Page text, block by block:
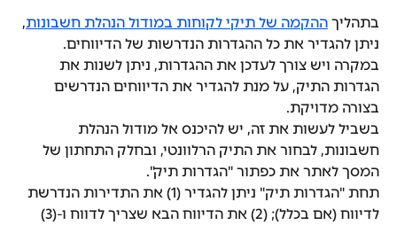
בתהליך ההקמה של תיקי לקוחות במודול הנהלת חשבונות,
ניתן להגדיר את כל ההגדרות הנדרשות של הדיווחים.
במקרה ויש צורך לעדכן את ההגדרות, ניתן לשנות את
הגדרות התיק, על מנת להגדיר את הדיווחים הנדרשים
בצורה מדויקת.
בשביל לעשות את זה, יש להיכנס אל מודול הנהלת
חשבונות, לבחור את התיק הרלוונטי, ובחלק התחתון של
המסך לאתר את כפתור "הגדרות תיק".
תחת "הגדרות תיק" ניתן להגדיר (1) את התדירות הנדרשת
לדיווח (אם בכלל); (2) את הדיווח הבא שצריך לדווח ו-(3)